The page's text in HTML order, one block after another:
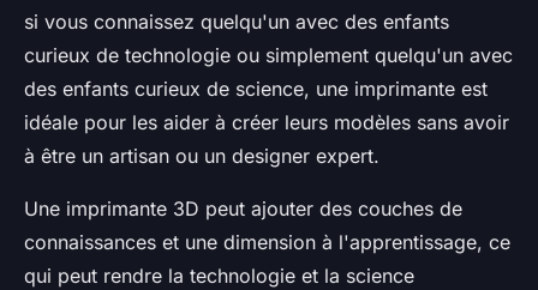
si vous connaissez quelqu'un avec des enfants
curieux de technologie ou simplement quelqu'un avec
des enfants curieux de science, une imprimante est
idéale pour les aider à créer leurs modèles sans avoir
à être un artisan ou un designer expert.
Une imprimante 3D peut ajouter des couches de
connaissances et une dimension à l'apprentissage, ce
qui peut rendre la technologie et la science